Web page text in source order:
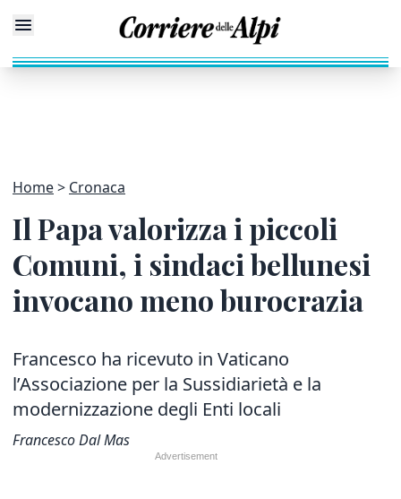
Home Cronaca
Il Papa valorizza i piccoli
Comuni, i sindaci bellunesi
invocano meno burocrazia
Francesco ha ricevuto in Vaticano
l’Associazione per la Sussidiarietà e la
modernizzazione degli Enti locali
Francesco Dal Mas